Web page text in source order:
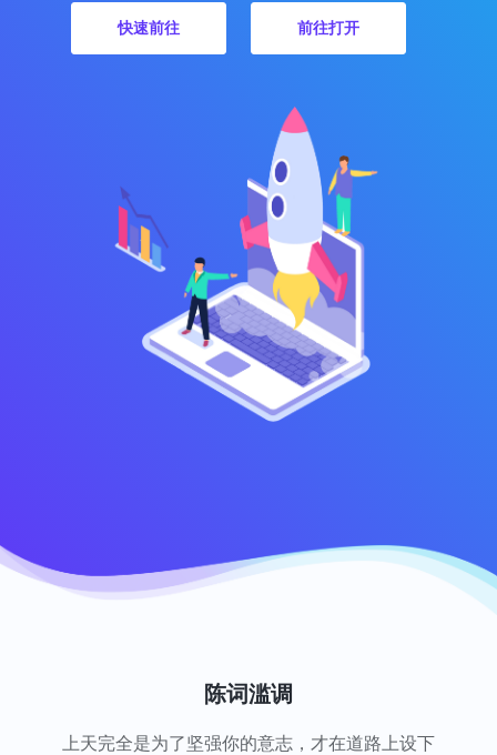
快速前往 前往打开
陈词滥调
上天完全是为了坚强你的意志，才在道路上设下